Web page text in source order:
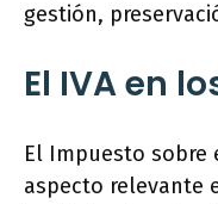
gestión,
El IVA en
El Impuesto sobre
aspecto relevante